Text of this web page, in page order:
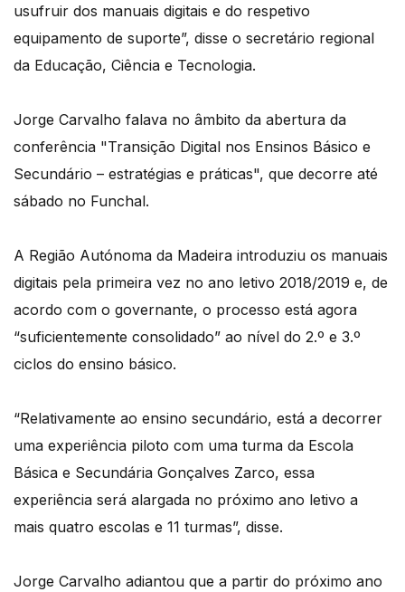
usufruir dos manuais digitais e do respetivo
equipamento de suporte”, disse o secretário regional
da Educação, Ciência e Tecnologia.
Jorge Carvalho falava no âmbito da abertura da
conferência "Transição Digital nos Ensinos Básico e
Secundário – estratégias e práticas", que decorre até
sábado no Funchal.
A Região Autónoma da Madeira introduziu os manuais
digitais pela primeira vez no ano letivo 2018/2019 e, de
acordo com o governante, o processo está agora
“suficientemente consolidado” ao nível do 2.º e 3.º
ciclos do ensino básico.
“Relativamente ao ensino secundário, está a decorrer
uma experiência piloto com uma turma da Escola
Básica e Secundária Gonçalves Zarco, essa
experiência será alargada no próximo ano letivo a
mais quatro escolas e 11 turmas”, disse.
Jorge Carvalho adiantou que a partir do próximo ano